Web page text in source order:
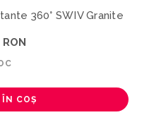
360° SWIV Granite
ÎN COȘ